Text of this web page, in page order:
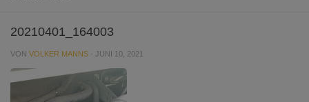
20210401_164003
VON VOLKER MANNS · JUNI 10, 2021